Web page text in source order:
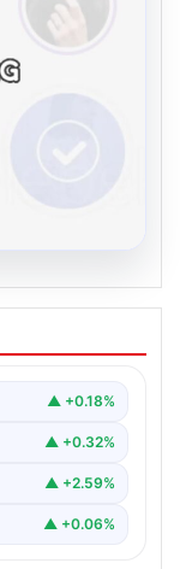
Dijital
iletişim
▲ +0.18%
▲ +0.32%
▲ +2.59%
▲ +0.06%